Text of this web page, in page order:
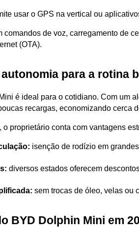
usar o GPS na vertical ou
comandos de voz, carregamento de
(OTA).
para a rotina
é ideal para o cotidiano. Com um
recargas, economizando cerca
proprietário conta com vantagens
isenção de rodízio em
diversos estados oferecem
sem trocas de óleo, velas ou
BYD Dolphin Mini em